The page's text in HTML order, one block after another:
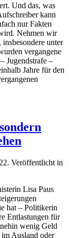
Und das, was
kann
nur Fakten
Nehmen wir
unter
vergangene
Jugendstrafe –
Jahre für den
. Veröffentlicht in
Lisa Paus
hat – Politikerin
Entlastungen für
wenig Geld
Ausland oder